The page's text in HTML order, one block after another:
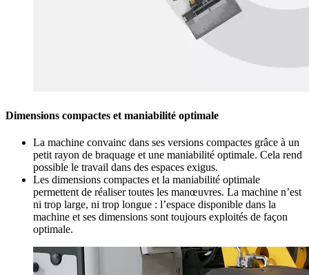
Dimensions compactes et maniabilité optimale
La machine convainc dans ses versions compactes grâce à un
petit rayon de braquage et une maniabilité optimale. Cela rend
possible le travail dans des espaces exigus.
Les dimensions compactes et la maniabilité optimale
permettent de réaliser toutes les manœuvres. La machine n’est
ni trop large, ni trop longue : l’espace disponible dans la
machine et ses dimensions sont toujours exploités de façon
optimale.